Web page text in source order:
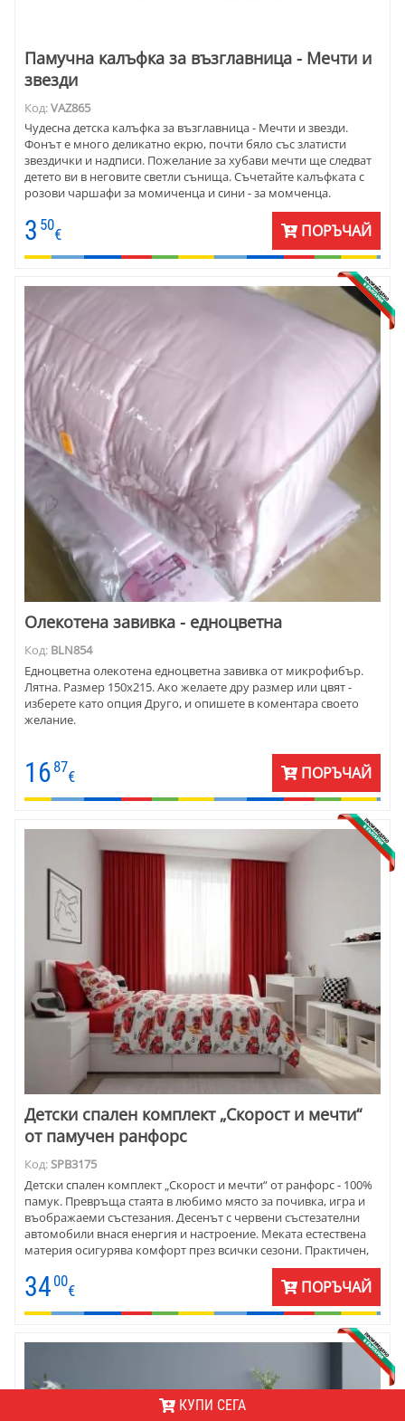
Памучна калъфка за възглавница - Мечти и
звезди
Код:VAZ865
Чудесна детска калъфка за възглавница - Мечти и звезди.
Фонът е много деликатно екрю, почти бяло със златисти
звездички и надписи. Пожелание за хубави мечти ще следват
детето ви в неговите светли сънища. Съчетайте калъфката с
розови чаршафи за момиченца и сини - за момченца.
3 50
€ ПОРЪЧАЙ
Олекотена завивка - едноцветна
Код: BLN854
Едноцветна олекотена едноцветна завивка от микрофибър.
Лятна. Размер 150х215. Ако желаете дру размер или цвят -
изберете като опция Друго, и опишете в коментара своето
желание.
16 87
€ ПОРЪЧАЙ
Детски спален комплект „Скорост и мечти“
от памучен ранфорс
Код:SPB3175
Детски спален комплект „Скорост и мечти“ от ранфорс - 100%
памук. Превръща стаята в любимо място за почивка, игра и
въображаеми състезания. Десенът с червени състезателни
автомобили внася енергия и настроение. Меката естествена
материя осигурява комфорт през всички сезони. Практичен,
свеж и впечатляващ избор за детска стая с характер.
34 00
€ ПОРЪЧАЙ
КУПИ СЕГА